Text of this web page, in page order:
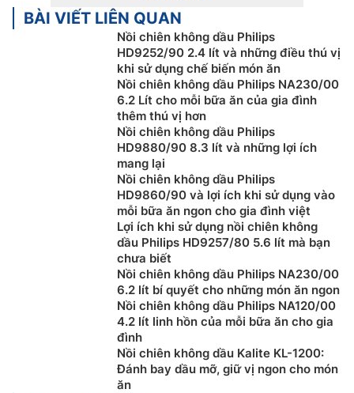
Thanh toán khi mua Nồi Chiên Không Dầu Moletty
thuận tiện, bằng tiền mặt, Sec hoặc chuyển khoản
Để được tư vấn miễn phí, hỗ trợ kỹ thuật, hướng
dẫn sử dụng quý khách hàng vui lòng liên hệ:
Khách hàng là nhà thầu, Xây dựng công trình lớn
muốn hỗ trợ về thiết kế, tư vấn về kỹ thuật cũng
như cần kỹ thuật viên thi công lắp đặt tại công
trình vui lòng Liên Hệ: 0919876633
Khách hàng ở Khu vực Ninh Bình xin vui lòng liên
hệ: 0912339019
Khách hàng ở Khu vực Vĩnh Phúc xin vui lòng liên
hệ: 0982067318
Khách hàng ở Khu vực Bắc Giang xin vui lòng liên
hệ: 0983666996
BÀI VIẾT LIÊN QUAN
Nồi chiên không dầu Philips
HD9252/90 2.4 lít và những điều thú vị
khi sử dụng chế biến món ăn
Nồi chiên không dầu Philips NA230/00
6.2 Lít cho mỗi bữa ăn của gia đình
thêm thú vị hơn
Nồi chiên không dầu Philips
HD9880/90 8.3 lít và những lợi ích
mang lại
Nồi chiên không dầu Philips
HD9860/90 và lợi ích khi sử dụng vào
mỗi bữa ăn ngon cho gia đình việt
Lợi ích khi sử dụng nồi chiên không
dầu Philips HD9257/80 5.6 lít mà bạn
chưa biết
Nồi chiên không dầu Philips NA230/00
6.2 lít bí quyết cho những món ăn ngon
Nồi chiên không dầu Philips NA120/00
4.2 lít linh hồn của mỗi bữa ăn cho gia
đình
Nồi chiên không dầu Kalite KL-1200:
Đánh bay dầu mỡ, giữ vị ngon cho món
ăn